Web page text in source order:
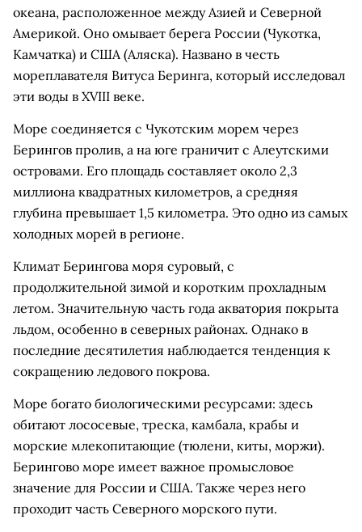
океана, расположенное между Азией и Северной
Америкой. Оно омывает берега России (Чукотка,
Камчатка) и США (Аляска). Названо в честь
мореплавателя Витуса Беринга, который исследовал
эти воды в XVIII веке.
Море соединяется с Чукотским морем через
Берингов пролив, а на юге граничит с Алеутскими
островами. Его площадь составляет около 2,3
миллиона квадратных километров, а средняя
глубина превышает 1,5 километра. Это одно из самых
холодных морей в регионе.
Климат Берингова моря суровый, с
продолжительной зимой и коротким прохладным
летом. Значительную часть года акватория покрыта
льдом, особенно в северных районах. Однако в
последние десятилетия наблюдается тенденция к
сокращению ледового покрова.
Море богато биологическими ресурсами: здесь
обитают лососевые, треска, камбала, крабы и
морские млекопитающие (тюлени, киты, моржи).
Берингово море имеет важное промысловое
значение для России и США. Также через него
проходит часть Северного морского пути.